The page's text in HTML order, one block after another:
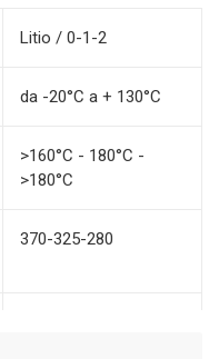
Litio / 0-1-2
da -20°C a + 130°C
>160°C - 180°C -
>180°C
370-325-280